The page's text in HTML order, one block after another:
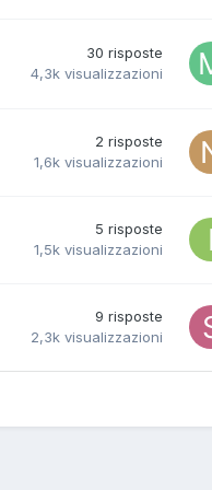
30 risposte
4,3k visualizzazioni
2 risposte
1,6k visualizzazioni
5 risposte
1,5k visualizzazioni
9 risposte
2,3k visualizzazioni